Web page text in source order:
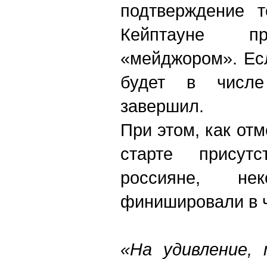
подтверждение
Кейптауне
«мейджором».
будет в
завершил.
При этом, как
старте
россияне,
финишировали в
«На